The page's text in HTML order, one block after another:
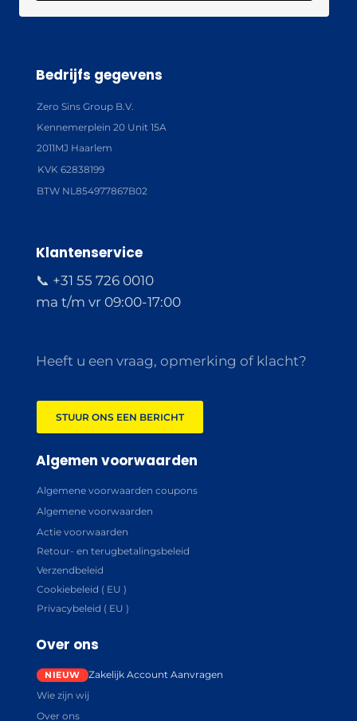
Bedrijfs gegevens
Zero Sins Group B.V.
Kennemerplein 20 Unit 15A
2011MJ Haarlem
KVK 62838199
BTW NL854977867B02
Klantenservice
📞 +31 55 726 0010
ma t/m vr 09:00-17:00
Heeft u een vraag, opmerking of klacht?
STUUR ONS EEN BERICHT
Algemen voorwaarden
Algemene voorwaarden coupons
Algemene voorwaarden
Actie voorwaarden
Retour- en terugbetalingsbeleid
Verzendbeleid
Cookiebeleid ( EU )
Privacybeleid ( EU )
Over ons
Zakelijk Account Aanvragen
Wie zijn wij
Over ons